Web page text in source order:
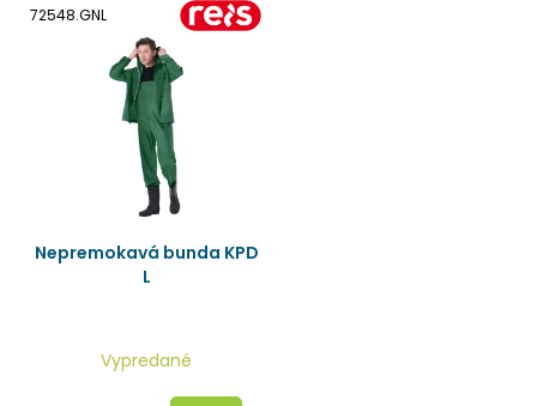
72548.GNL
Nepremokavá bunda KPD
L
Vypredané